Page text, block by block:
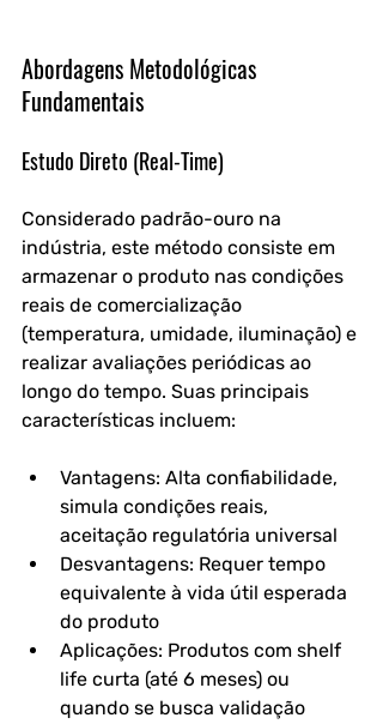
Abordagens Metodológicas
Fundamentais
Estudo Direto (Real-Time)
Considerado padrão-ouro na
indústria, este método consiste em
armazenar o produto nas condições
reais de comercialização
(temperatura, umidade, iluminação) e
realizar avaliações periódicas ao
longo do tempo. Suas principais
características incluem:
Vantagens: Alta confiabilidade,
simula condições reais,
aceitação regulatória universal
Desvantagens: Requer tempo
equivalente à vida útil esperada
do produto
Aplicações: Produtos com shelf
life curta (até 6 meses) ou
quando se busca validação